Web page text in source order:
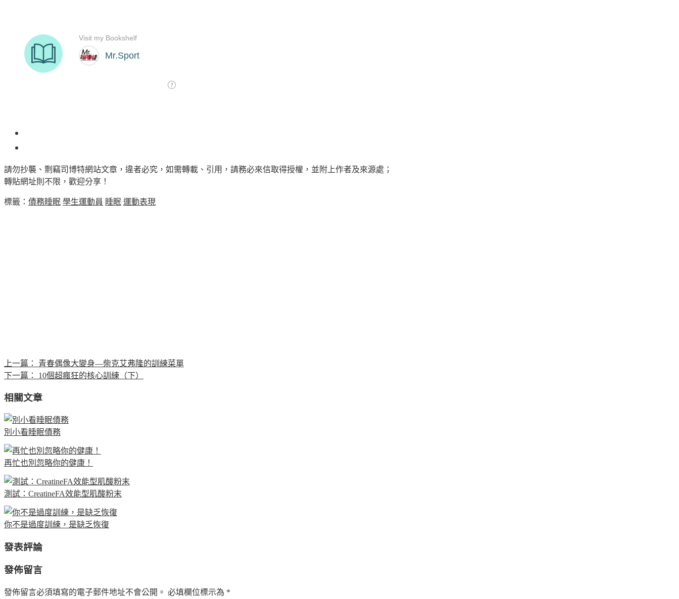
請勿抄襲、剽竊司博特網站文章，違者必究，如需轉載、引用，請務必來信取得授權，並附上作者及來源處；
轉貼網址則不限，歡迎分享！
標籤： 債務睡眠 學生運動員 睡眠 運動表現
上一篇：
青春偶像大變身—柴克艾弗隆的訓練菜單
下一篇：
10個超瘋狂的核心訓練（下）
相關文章
別小看睡眠債務
再忙也別忽略你的健康！
測試：CreatineFA效能型肌酸粉末
你不是過度訓練，是缺乏恢復
發表評論
發佈留言
發佈留言必須填寫的電子郵件地址不會公開。 必填欄位標示為 *